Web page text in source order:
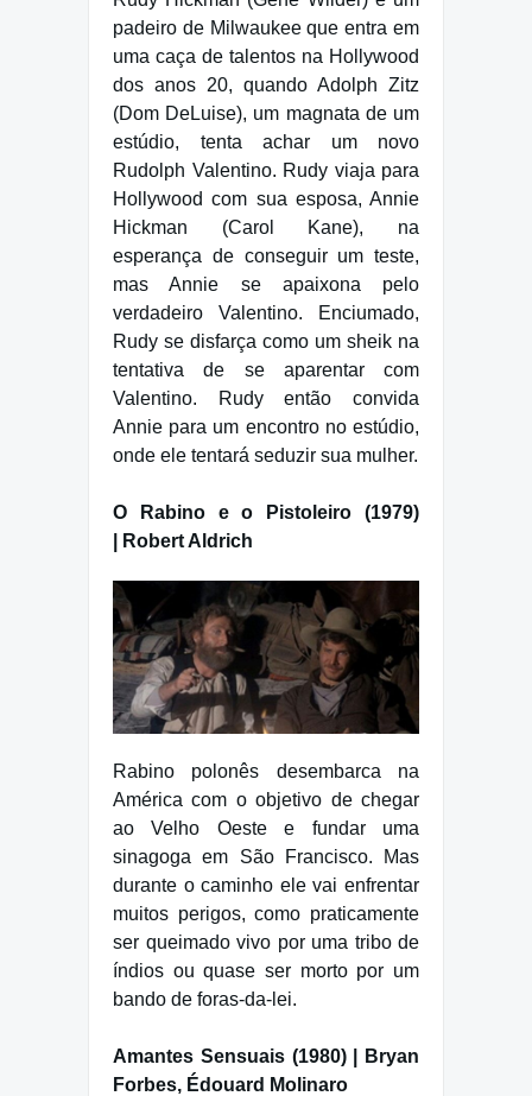
padeiro de Milwaukee que entra em
uma caça de talentos na Hollywood
dos anos 20, quando Adolph Zitz
(Dom DeLuise), um magnata de um
estúdio, tenta achar um novo
Rudolph Valentino. Rudy viaja para
Hollywood com sua esposa, Annie
Hickman (Carol Kane), na
esperança de conseguir um teste,
mas Annie se apaixona pelo
verdadeiro Valentino. Enciumado,
Rudy se disfarça como um sheik na
tentativa de se aparentar com
Valentino. Rudy então convida
Annie para um encontro no estúdio,
onde ele tentará seduzir sua mulher.
O Rabino e o Pistoleiro (1979)
| Robert Aldrich
Rabino polonês desembarca na
América com o objetivo de chegar
ao Velho Oeste e fundar uma
sinagoga em São Francisco. Mas
durante o caminho ele vai enfrentar
muitos perigos, como praticamente
ser queimado vivo por uma tribo de
índios ou quase ser morto por um
bando de foras-da-lei.
Amantes Sensuais (1980) | Bryan
Forbes, Édouard Molinaro